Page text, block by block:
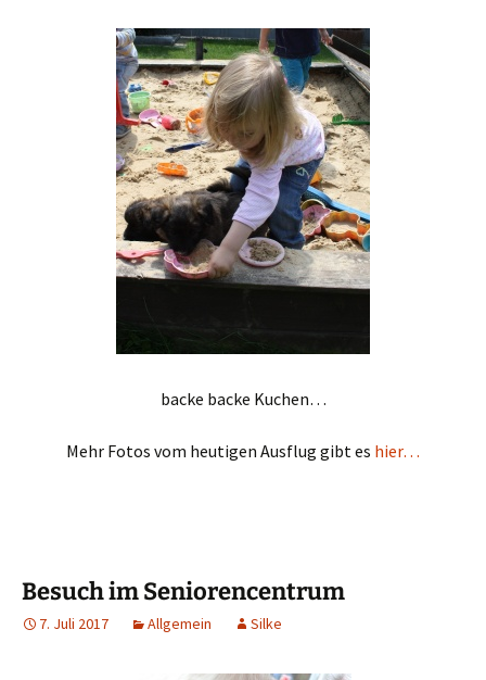
backe backe Kuchen…
Mehr Fotos vom heutigen Ausflug gibt es hier…
Besuch im Seniorencentrum
7. Juli 2017 Allgemein Silke